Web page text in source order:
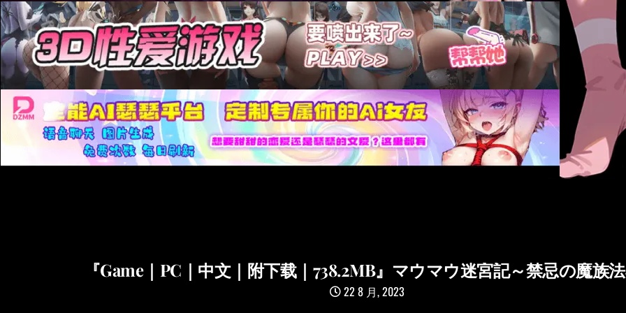
『Game｜PC｜中文｜附下载｜738.2MB』マウマウ迷宮記～禁忌の魔族
22 8 月, 2023